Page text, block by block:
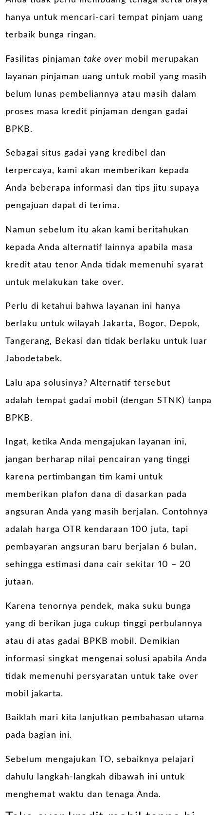
hanya untuk mencari-cari tempat pinjam uang
terbaik bunga ringan.
Fasilitas pinjamantake over mobil merupakan
layanan pinjaman uang untuk mobil yang masih
belum lunas pembeliannya atau masih dalam
proses masa kredit pinjaman dengan gadai
BPKB.
Sebagai situs gadai yang kredibel dan
terpercaya, kami akan memberikan kepada
Anda beberapa informasi dan tips jitu supaya
pengajuan dapat di terima.
Namun sebelum itu akan kami beritahukan
kepada Anda alternatif lainnya apabila masa
kredit atau tenor Anda tidak memenuhi syarat
untuk melakukan take over.
Perlu di ketahui bahwa layanan ini hanya
berlaku untuk wilayah Jakarta, Bogor, Depok,
Tangerang, Bekasi dan tidak berlaku untuk luar
Jabodetabek.
Lalu apa solusinya? Alternatif tersebut
adalahtempat gadai mobil
(dengan STNK) tanpa
BPKB.
Ingat, ketika Anda mengajukan layanan ini,
jangan berharap nilai pencairan yang tinggi
karena pertimbangan tim kami untuk
memberikan plafon dana di dasarkan pada
angsuran Anda yang masih berjalan. Contohnya
adalah harga OTR kendaraan 100 juta, tapi
pembayaran angsuran baru berjalan 6 bulan,
sehingga estimasi dana cair sekitar 10 – 20
jutaan.
Karena tenornya pendek, maka suku bunga
yang di berikan juga cukup tinggi perbulannya
atau di atas gadai BPKB mobil . Demikian
informasi singkat mengenai solusi apabila Anda
tidak memenuhi persyaratan untuk take over
mobil jakarta.
Baiklah mari kita lanjutkan pembahasan utama
pada bagian ini.
Sebelum mengajukan TO, sebaiknya pelajari
dahulu langkah-langkah dibawah ini untuk
menghemat waktu dan tenaga Anda.